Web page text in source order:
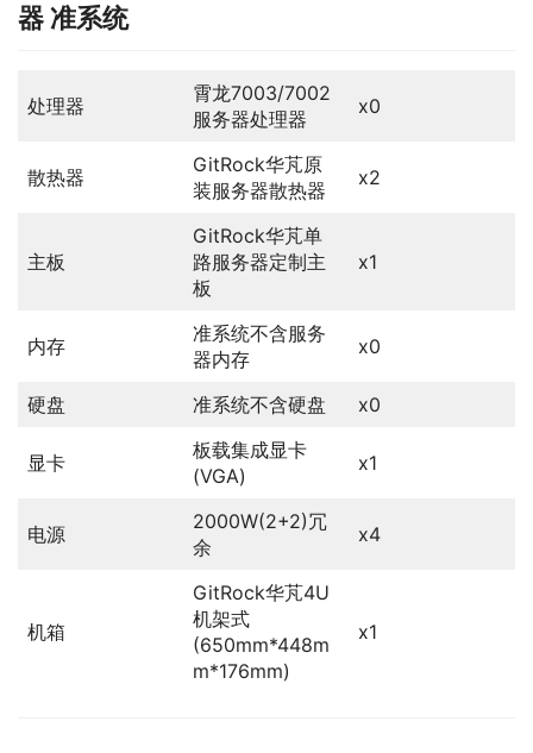
器 准系统
处理器
霄龙7003/7002
服务器处理器
x0
散热器
GitRock华芃原
装服务器散热器
x2
主板
GitRock华芃单
路服务器定制主
板
x1
内存
准系统不含服务
器内存
x0
硬盘 准系统不含硬盘 x0
显卡
板载集成显卡
(VGA)
x1
电源
2000W(2+2)冗
余
x4
机箱
GitRock华芃4U
机架式
(650mm*448m
m*176mm)
x1